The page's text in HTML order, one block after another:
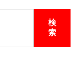
検
索